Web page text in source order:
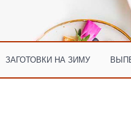
ЗАГОТОВКИ НА ЗИМУ